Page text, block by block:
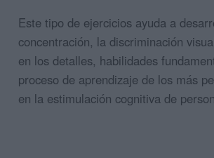
Este tipo de ejercicios ayuda a
concentración, la discriminación
en los detalles, habilidades
proceso de aprendizaje de los más
en la estimulación cognitiva de